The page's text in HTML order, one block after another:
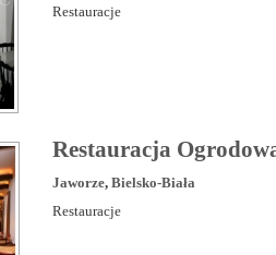
Restauracje
Restauracja
Jaworze, Bielsko-Biała
Restauracje